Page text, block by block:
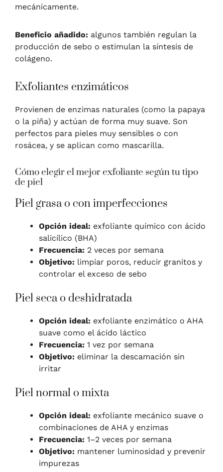
mecánicamente.
Beneficio añadido: algunos también regulan la
producción de sebo o estimulan la síntesis de
colágeno.
Exfoliantes enzimáticos
Provienen de enzimas naturales (como la papaya
o la piña) y actúan de forma muy suave. Son
perfectos para pieles muy sensibles o con
rosácea, y se aplican como mascarilla.
Cómo elegir el mejor exfoliante según tu tipo
de piel
Piel grasa o con imperfecciones
Opción ideal: exfoliante químico con ácido
salicílico (BHA)
Frecuencia: 2 veces por semana
Objetivo: limpiar poros, reducir granitos y
controlar el exceso de sebo
Piel seca o deshidratada
Opción ideal: exfoliante enzimático o AHA
suave como el ácido láctico
Frecuencia: 1 vez por semana
Objetivo: eliminar la descamación sin
irritar
Piel normal o mixta
Opción ideal: exfoliante mecánico suave o
combinaciones de AHA y enzimas
Frecuencia: 1–2 veces por semana
Objetivo: mantener luminosidad y prevenir
impurezas